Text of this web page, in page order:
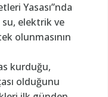
Yasası”nda
su, elektrik ve
olunmasının
kurduğu,
olduğunu